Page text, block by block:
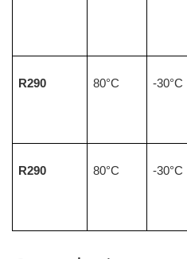
R290 80°C -30°C
R290 80°C -30°C